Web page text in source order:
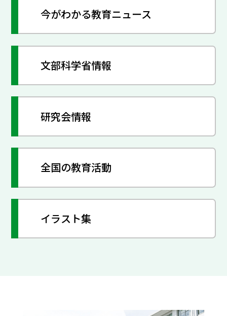
今がわかる教育ニュース
文部科学省情報
研究会情報
全国の教育活動
イラスト集